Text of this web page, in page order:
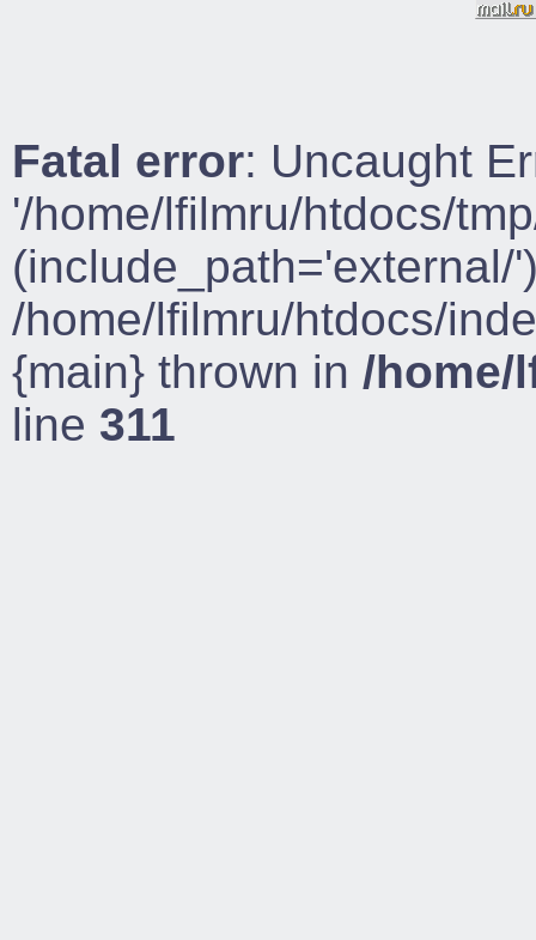
Fatal error: Uncaught
'/home/lfilmru/htdocs/
(include_path='external/
/home/lfilmru/htdocs/
{main} thrown in /home/
line 311